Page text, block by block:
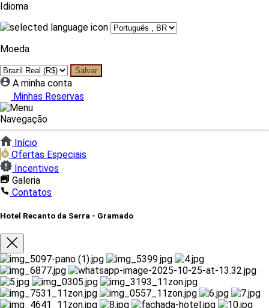
Idioma
Moeda
Salvar
A minha conta
Minhas Reservas
Navegação
Início
Ofertas Especiais
Incentivos
Galeria
Contatos
Hotel Recanto da Serra - Gramado